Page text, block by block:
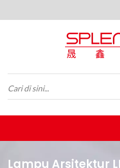
Lampu Arsitektur